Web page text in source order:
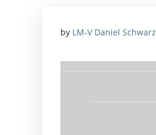
by LM-V Daniel Schwarz